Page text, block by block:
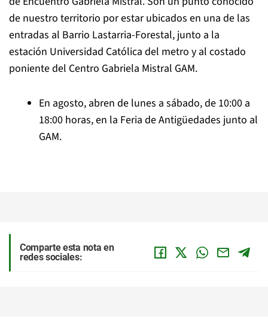
de nuestro territorio por estar ubicados en una de las
entradas al Barrio Lastarria-Forestal, junto a la
estación Universidad Católica del metro y al costado
poniente del Centro Gabriela Mistral GAM.
En agosto, abren de lunes a sábado, de 10:00 a
18:00 horas, en la Feria de Antigüedades junto al
GAM.
Comparte esta nota en
redes sociales: